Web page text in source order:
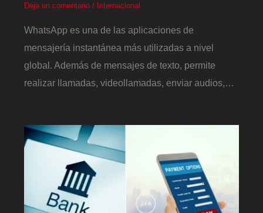
Deja un comentario / Internacional
WhatsApp es una de las aplicaciones de
mensajería instantánea más utilizadas a nivel
global. Además de mensajes de texto, permite
realizar llamadas, videollamadas, enviar audios,…